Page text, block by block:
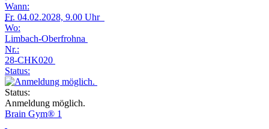
Wann:
Fr. 04.02.2028, 9.00 Uhr
Wo:
Limbach-Oberfrohna
Nr.:
28-CHK020
Status:
Status:
Anmeldung möglich.
Brain Gym® 1